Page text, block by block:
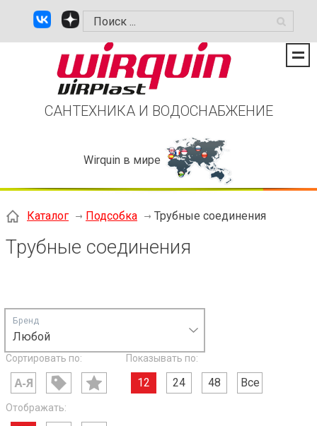
САНТЕХНИКА И ВОДОСНАБЖЕНИЕ
Wirquin в мире
Каталог Подсобка Трубные соединения
Трубные соединения
Любой
Бренд
Сортировать по: Показывать по:
12 24 48 Все
Отображать: